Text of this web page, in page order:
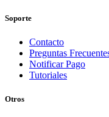
Soporte
Contacto
Preguntas
Notificar Pago
Tutoriales
Otros